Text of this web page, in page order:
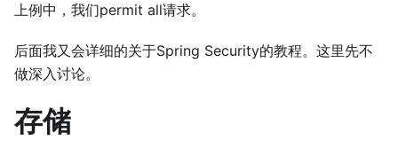
上例中，我们permit all请求。
后面我又会详细的关于Spring Security的教程。这里先不
做深入讨论。
存储